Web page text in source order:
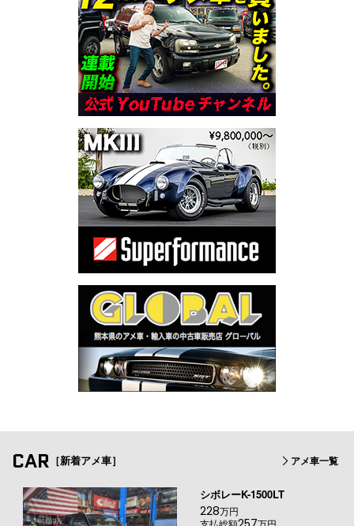
CAR ［新着アメ車］ アメ車一覧
シボレーK-1500LT
228万円
支払総額
万円